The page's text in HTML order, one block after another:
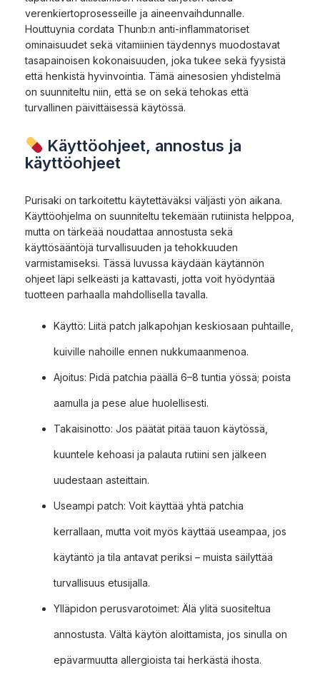
verenkiertoprosesseille ja aineenvaihdunnalle.
Houttuynia cordata Thunb:n anti-inflammatoriset
ominaisuudet sekä vitamiinien täydennys muodostavat
tasapainoisen kokonaisuuden, joka tukee sekä fyysistä
että henkistä hyvinvointia. Tämä ainesosien yhdistelmä
on suunniteltu niin, että se on sekä tehokas että
turvallinen päivittäisessä käytössä.
Käyttöohjeet, annostus ja
käyttöohjeet
Purisaki on tarkoitettu käytettäväksi väljästi yön aikana.
Käyttöohjelma on suunniteltu tekemään rutiinista helppoa,
mutta on tärkeää noudattaa annostusta sekä
käyttösääntöjä turvallisuuden ja tehokkuuden
varmistamiseksi. Tässä luvussa käydään käytännön
ohjeet läpi selkeästi ja kattavasti, jotta voit hyödyntää
tuotteen parhaalla mahdollisella tavalla.
Käyttö: Liitä patch jalkapohjan keskiosaan puhtaille,
kuiville nahoille ennen nukkumaanmenoa.
Ajoitus: Pidä patchia päällä 6–8 tuntia yössä; poista
aamulla ja pese alue huolellisesti.
Takaisinotto: Jos päätät pitää tauon käytössä,
kuuntele kehoasi ja palauta rutiini sen jälkeen
uudestaan asteittain.
Useampi patch: Voit käyttää yhtä patchia
kerrallaan, mutta voit myös käyttää useampaa, jos
käytäntö ja tila antavat periksi – muista säilyttää
turvallisuus etusijalla.
Ylläpidon perusvarotoimet: Älä ylitä suositeltua
annostusta. Vältä käytön aloittamista, jos sinulla on
epävarmuutta allergioista tai herkästä ihosta.